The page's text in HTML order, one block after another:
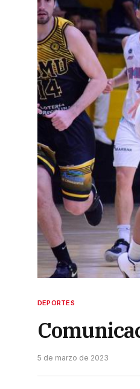
DEPORTES
5 de marzo de 2023